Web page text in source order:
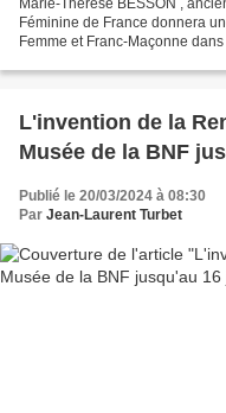
Féminine de France donnera
Femme et Franc-Maçonne
L'invention de la
Musée de la BNF
Publié le 20/03/2024 à 08:30
Par Jean-Laurent Turbet